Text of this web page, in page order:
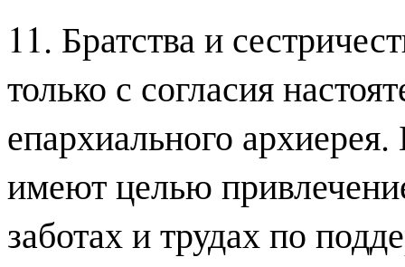
11. Братства и
только с согласия
епархиального архиерея.
имеют целью
заботах и трудах по